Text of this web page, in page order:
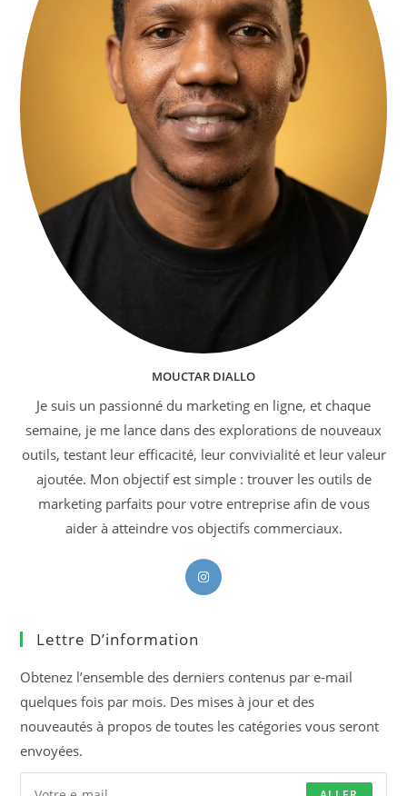
MOUCTAR DIALLO
Je suis un passionné du marketing en ligne, et chaque
semaine, je me lance dans des explorations de nouveaux
outils, testant leur efficacité, leur convivialité et leur valeur
ajoutée. Mon objectif est simple : trouver les outils de
marketing parfaits pour votre entreprise afin de vous
aider à atteindre vos objectifs commerciaux.
S’ouvre
Lettre D’information
Obtenez l’ensemble des derniers contenus par e-mail
quelques fois par mois. Des mises à jour et des
nouveautés à propos de toutes les catégories vous seront
envoyées.